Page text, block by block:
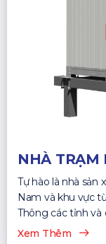
NHÀ TRẠM
Tự hào là nhà sản
Nam và khu vực
Thông các tỉnh và
Xem Thêm